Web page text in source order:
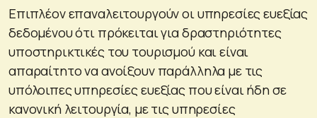
Επιπλέον επαναλειτουργούν οι υπηρεσίες ευεξίας
δεδομένου ότι πρόκειται για δραστηριότητες
υποστηρικτικές του τουρισμού και είναι
απαραίτητο να ανοίξουν παράλληλα με τις
υπόλοιπες υπηρεσίες ευεξίας που είναι ήδη σε
κανονική λειτουργία, με τις υπηρεσίες